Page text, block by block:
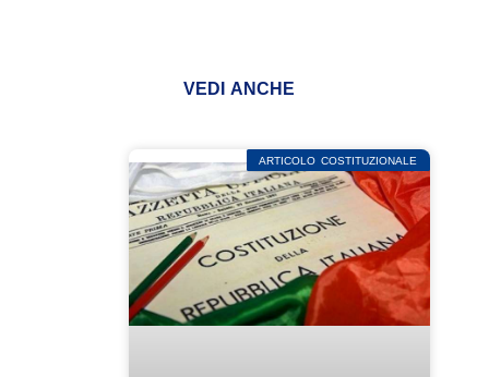
VEDI ANCHE
ARTICOLO COSTITUZIONALE